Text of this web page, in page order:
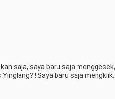
saja, saya baru saja menggesek,
! Saya baru saja mengklik.